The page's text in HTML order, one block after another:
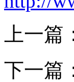
上一篇
下一篇